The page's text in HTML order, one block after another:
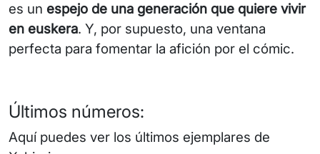
es un espejo de una generación que quiere vivir
en euskera. Y, por supuesto, una ventana
perfecta para fomentar la afición por el cómic.
Últimos números:
Aquí puedes ver los últimos ejemplares de